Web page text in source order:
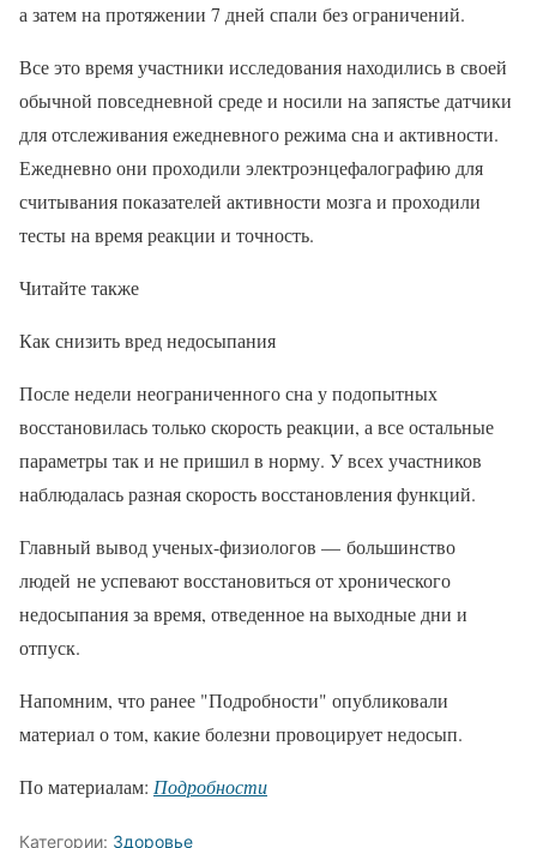
а затем на протяжении 7 дней спали без ограничений.
Все это время участники исследования находились в своей
обычной повседневной среде и носили на запястье датчики
для отслеживания ежедневного режима сна и активности.
Ежедневно они проходили электроэнцефалографию для
считывания показателей активности мозга и проходили
тесты на время реакции и точность.
Читайте также
Как снизить вред недосыпания
После недели неограниченного сна у подопытных
восстановилась только скорость реакции, а все остальные
параметры так и не пришил в норму. У всех участников
наблюдалась разная скорость восстановления функций.
Главный вывод ученых-физиологов — большинство
людей не успевают восстановиться от хронического
недосыпания за время, отведенное на выходные дни и
отпуск.
Напомним, что ранее "Подробности" опубликовали
материал о том, какие болезни провоцирует недосып.
По материалам: Подробности
Категории: Здоровье